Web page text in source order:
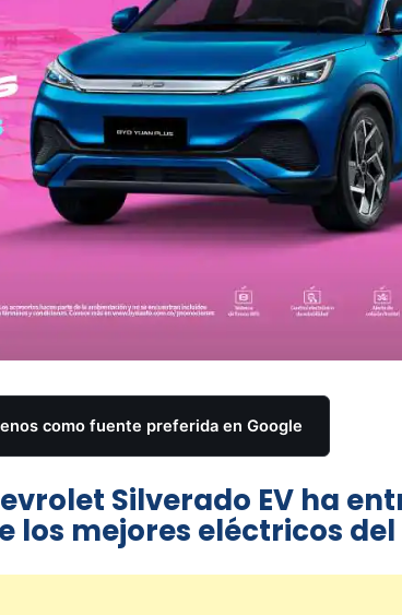
como fuente preferida en Google
Silverado EV ha
los mejores eléctricos